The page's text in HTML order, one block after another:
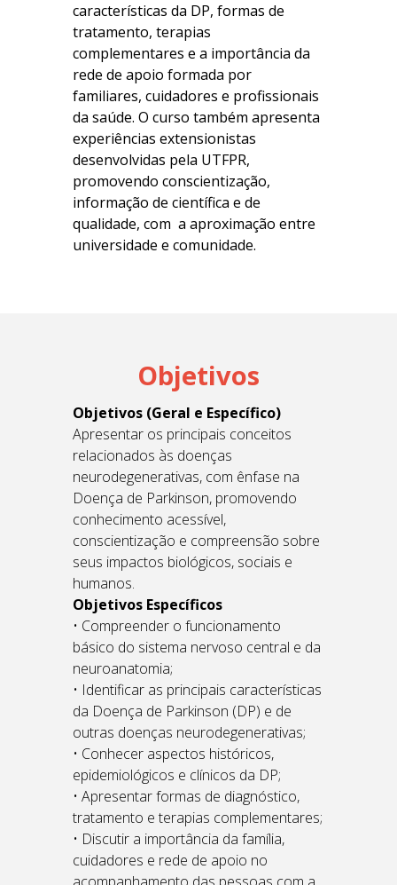
características da DP, formas de
tratamento, terapias
complementares e a importância da
rede de apoio formada por
familiares, cuidadores e profissionais
da saúde. O curso também apresenta
experiências extensionistas
desenvolvidas pela UTFPR,
promovendo conscientização,
informação de científica e de
qualidade, com a aproximação entre
universidade e comunidade.
Objetivos
Objetivos (Geral e Específico)
Apresentar os principais conceitos
relacionados às doenças
neurodegenerativas, com ênfase na
Doença de Parkinson, promovendo
conhecimento acessível,
conscientização e compreensão sobre
seus impactos biológicos, sociais e
humanos.
Objetivos Específicos
• Compreender o funcionamento
básico do sistema nervoso central e da
neuroanatomia;
• Identificar as principais características
da Doença de Parkinson (DP) e de
outras doenças neurodegenerativas;
• Conhecer aspectos históricos,
epidemiológicos e clínicos da DP;
• Apresentar formas de diagnóstico,
tratamento e terapias complementares;
• Discutir a importância da família,
cuidadores e rede de apoio no